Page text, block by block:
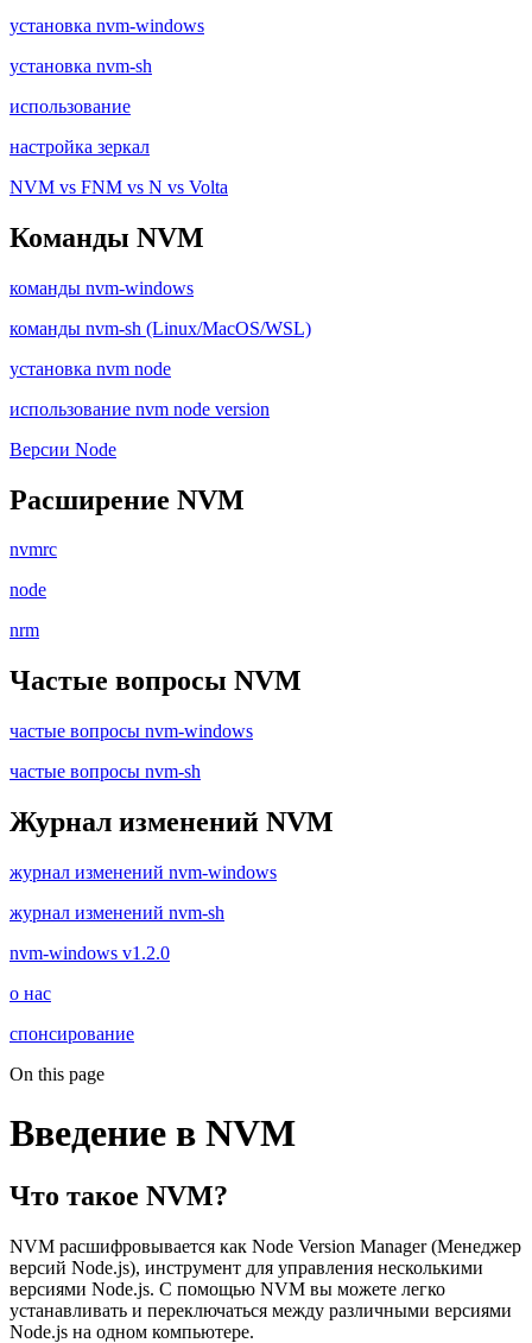
установка nvm-windows
установка nvm-sh
использование
настройка зеркал
NVM vs FNM vs N vs Volta
Команды NVM
команды nvm-windows
команды nvm-sh (Linux/MacOS/WSL)
установка nvm node
использование nvm node version
Версии Node
Расширение NVM
nvmrc
node
nrm
Частые вопросы NVM
частые вопросы nvm-windows
частые вопросы nvm-sh
Журнал изменений NVM
журнал изменений nvm-windows
журнал изменений nvm-sh
nvm-windows v1.2.0
о нас
спонсирование
On this page
Введение в NVM
Что такое NVM?
NVM расшифровывается как Node Version Manager (Менеджер
версий Node.js), инструмент для управления несколькими
версиями Node.js. С помощью NVM вы можете легко
устанавливать и переключаться между различными версиями
Node.js на одном компьютере.